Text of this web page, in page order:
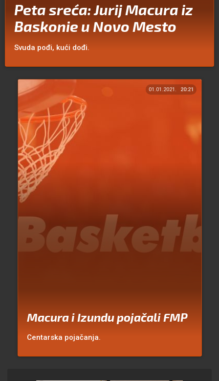
Peta sreća: Jurij Macura iz
Baskonie u Novo Mesto
Svuda pođi, kući dođi.
01.01.2021. 20:21
Macura i Izundu pojačali FMP
Centarska pojačanja.